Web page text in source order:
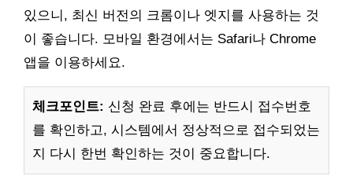
있으니, 최신 버전의 크롬이나 엣지를 사용하는 것
이 좋습니다. 모바일 환경에서는 Safari나 Chrome
앱을 이용하세요.
체크포인트: 신청 완료 후에는 반드시 접수번호
를 확인하고, 시스템에서 정상적으로 접수되었는
지 다시 한번 확인하는 것이 중요합니다.